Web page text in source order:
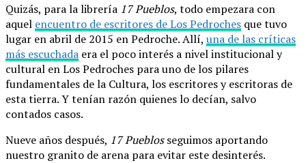
Quizás, para la librería 17 Pueblos, todo empezara con
aquel encuentro de escritores de Los Pedroches que tuvo
lugar en abril de 2015 en Pedroche. Allí, una de las críticas
más escuchada era el poco interés a nivel institucional y
cultural en Los Pedroches para uno de los pilares
fundamentales de la Cultura, los escritores y escritoras de
esta tierra. Y tenían razón quienes lo decían, salvo
contados casos.
Nueve años después, 17 Pueblosseguimos aportando
nuestro granito de arena para evitar este desinterés.